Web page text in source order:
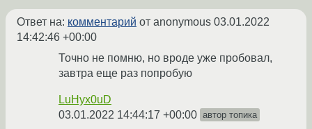
Ответ на: комментарий от anonymous 03.01.2022
14:42:46 +00:00
Точно не помню, но вроде уже пробовал,
завтра еще раз попробую
LuHyx0uD
03.01.2022 14:44:17 +00:00 автор топика